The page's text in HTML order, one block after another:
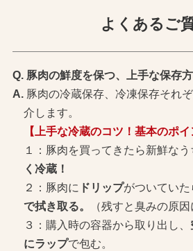
よくあるご
豚肉の鮮度を保つ、上手な保存
豚肉の冷蔵保存、冷凍保存それ
介します。
【上手な冷蔵のコツ！基本のポイ
１：豚肉を買ってきたら新鮮なう
く冷蔵！
２：豚肉に ドリップがついていた
で拭き取る。
（残すと臭みの原因
３：購入時の容器から取り出し、
にラップで包む。